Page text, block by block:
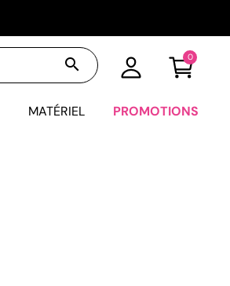
search 0
MATÉRIEL PROMOTIONS